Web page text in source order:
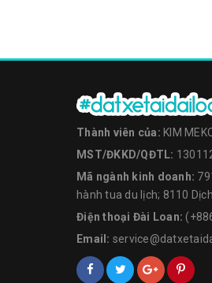
Thành viên của: KIM
MST/ĐKKD/QĐTL:
Mã ngành kinh doanh:
hành tua du lịch; 8110
Điện thoại Đài Loan:
Email: